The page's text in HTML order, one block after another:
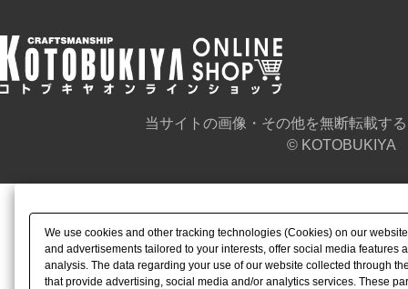
当サイトの画像・その他を無断転載す
© KOTOBUKIYA
We use cookies and other tracking technologies (Cookies) on our
and advertisements tailored to your interests, offer social media features
analysis. The data regarding your use of our website collected through
that provide advertising, social media and/or analytics services. These